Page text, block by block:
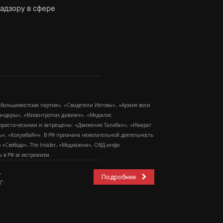
в сфере
партия», «Свидетели Иеговы», «Армия воли
«Мизантропик дивижн», «Меджлис
и запрещены: «Движение Талибан», «Имарат
«Колумбайн». В РФ признана нежелательной деятельность
The Insider, «Медиазона», ОВД-инфо.
РФ за экстремизм.
Подробнее